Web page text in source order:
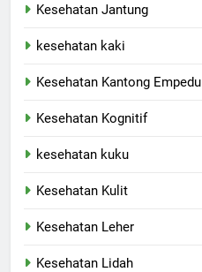
Kesehatan Jantung
kesehatan kaki
Kesehatan Kantong Empedu
Kesehatan Kognitif
kesehatan kuku
Kesehatan Kulit
Kesehatan Leher
Kesehatan Lidah